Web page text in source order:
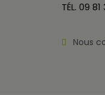
TÉL. 09
Nous